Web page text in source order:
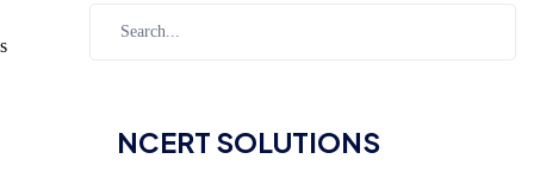
NCERT SOLUTIONS